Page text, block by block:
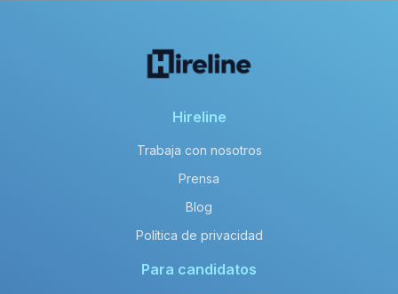
Hireline
Trabaja con nosotros
Prensa
Blog
Política de privacidad
Para candidatos